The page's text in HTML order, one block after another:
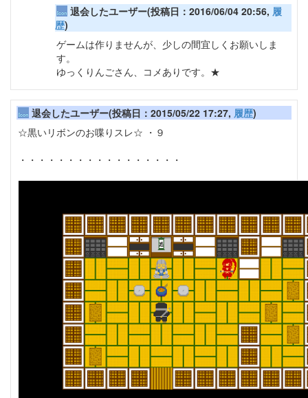
退会したユーザー(投稿日：2016/06/04 20:56, 履
歴)
ゲームは作りませんが、少しの間宜しくお願いしま
す。
ゆっくりんごさん、コメありです。★
退会したユーザー(投稿日：2015/05/22 17:27, 履歴)
☆黒いリボンのお喋りスレ☆ ・９
・・・・・・・・・・・・・・・・・